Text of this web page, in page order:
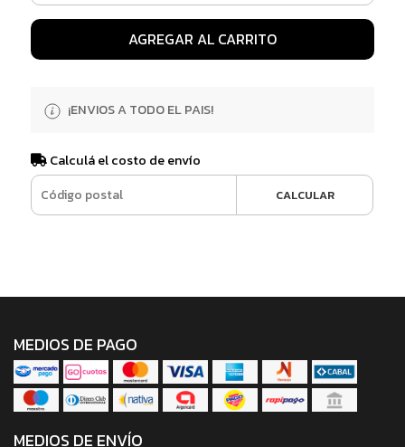
AGREGAR AL CARRITO
¡ENVIOS A TODO EL PAIS!
Calculá el costo de envío
CALCULAR
MEDIOS DE PAGO
MEDIOS DE ENVÍO